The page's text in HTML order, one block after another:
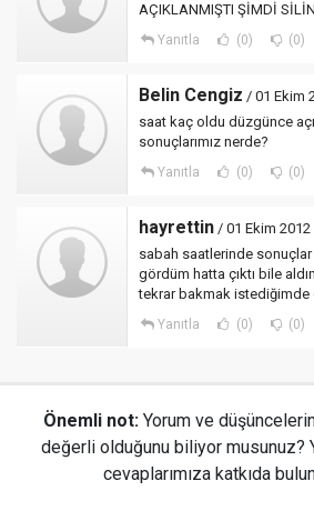
AÇIKLANMIŞTI ŞİMDİ
Yanıtla (0) (0)
Belin Cengiz / 01 Ekim
saat kaç oldu düzgünce
sonuçlarımız nerde?
Yanıtla (0) (0)
hayrettin / 01 Ekim
sabah saatlerinde sonuçlar
gördüm hatta çıktı bile
tekrar bakmak
Yanıtla (0) (0)
Önemli not: Yorum ve
değerli olduğunu biliyor musunuz?
cevaplarımıza katkıda